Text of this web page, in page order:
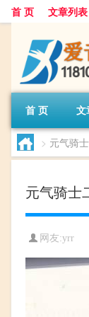
首 页 文章列表
首 页 文
> 元气骑士
元气骑士
网友:yrr